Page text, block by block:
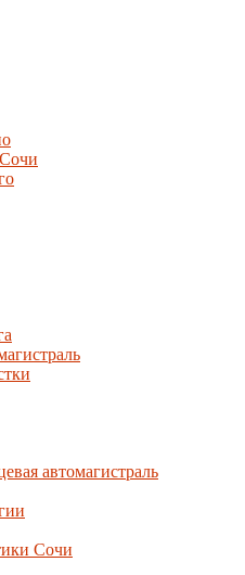
автомагистраль
Сочи